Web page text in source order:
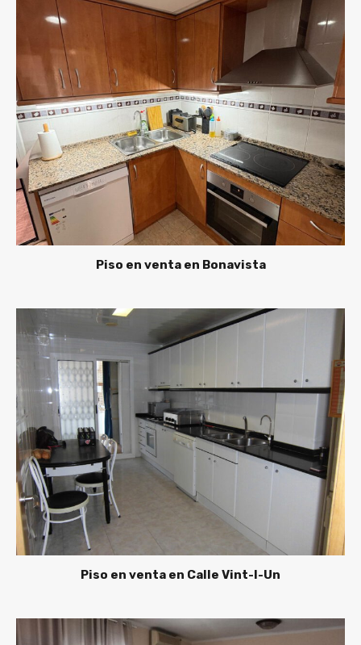
Piso en venta en Bonavista
Piso en venta en Calle Vint-I-Un